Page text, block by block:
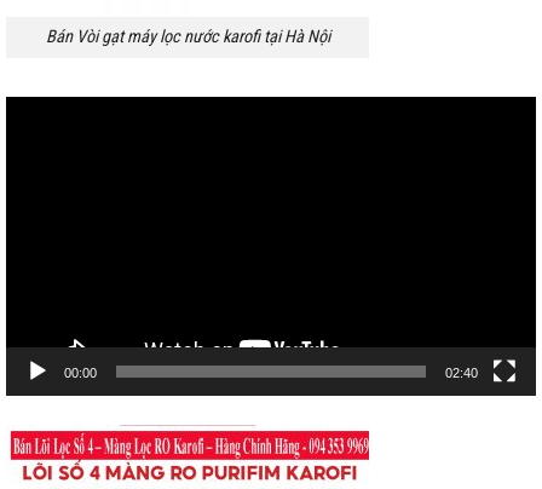
Bán Vòi gạt máy lọc nước karofi tại Hà Nội
00:00 02:40